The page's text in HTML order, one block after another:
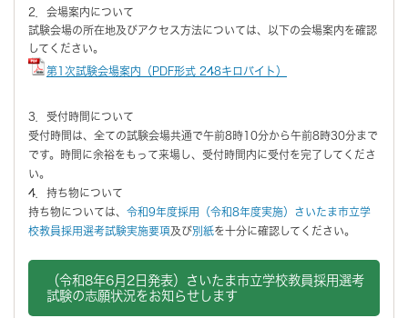
2．会場案内について
試験会場の所在地及びアクセス方法については、以下の会場案内を確認
してください。
第1次試験会場案内（PDF形式 248キロバイト）
3．受付時間について
受付時間は、全ての試験会場共通で午前8時10分から午前8時30分まで
です。時間に余裕をもって来場し、受付時間内に受付を完了してくださ
い。
4．持ち物について
持ち物については、 令和9年度採用（令和8年度実施）さいたま市立学
校教員採用選考試験実施要項及び別紙を十分に確認してください。
（令和8年6月2日発表）さいたま市立学校教員採用選考
試験の志願状況をお知らせします